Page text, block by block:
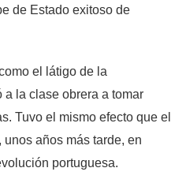
de Estado exitoso de
el látigo de la
la clase obrera a tomar
Tuvo el mismo efecto que el
años más tarde, en
portuguesa.